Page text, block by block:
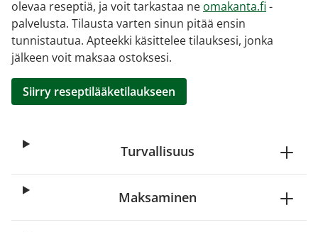
olevaa reseptiä, ja voit tarkastaa ne omakanta.fi -
palvelusta. Tilausta varten sinun pitää ensin
tunnistautua. Apteekki käsittelee tilauksesi, jonka
jälkeen voit maksaa ostoksesi.
Siirry reseptilääketilaukseen
Turvallisuus
Maksaminen